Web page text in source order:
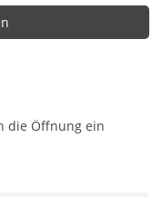
die Öffnung ein